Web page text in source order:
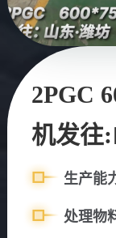
2PGC
机发往:
生产能
处理物